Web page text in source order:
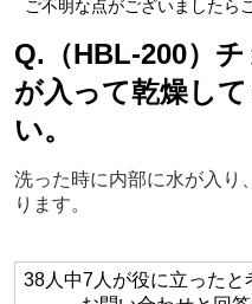
ご不明な点がございましたら
Q.（HBL-200）
が入って乾燥し
い。
洗った時に内部に水が入り
ります。
38人中7人が役に立ったと